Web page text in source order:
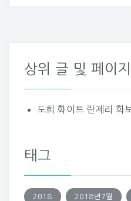
상위 글 및 페이지
도희 화이트 란제리 화
태그
2018 2018년7월